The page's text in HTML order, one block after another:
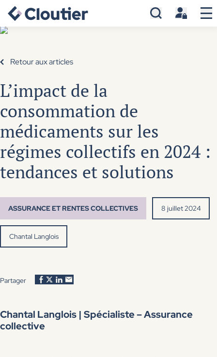
Retour aux articles
L’impact de la
consommation de
médicaments sur les
régimes collectifs en 2024 :
tendances et solutions
ASSURANCE ET RENTES COLLECTIVES 8 juillet 2024
Chantal Langlois
Partager
Chantal Langlois | Spécialiste – Assurance
collective